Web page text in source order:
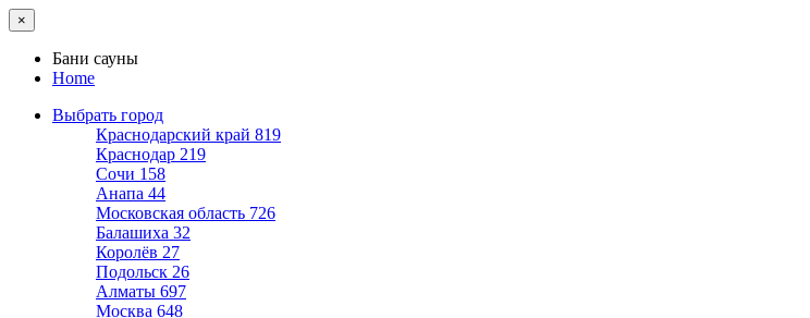
×
Бани сауны
Home
Выбрать город
Краснодарский край 819
Краснодар 219
Сочи 158
Анапа 44
Московская область 726
Балашиха 32
Королёв 27
Подольск 26
Алматы 697
Москва 648